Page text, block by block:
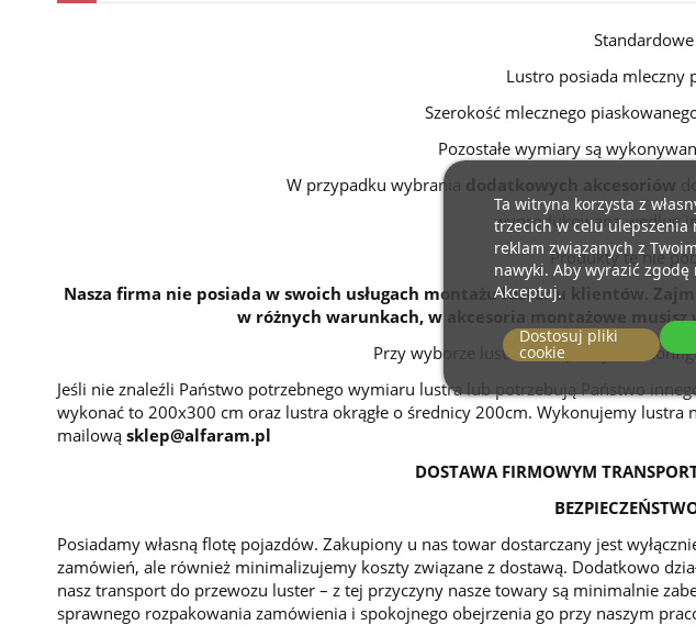
Lustro posiada mleczny
Szerokość mlecznego
Pozostałe wymiary są
W przypadku wybrania dodatkowych akcesoriów
wyprodukowaną według
Produkty te nie
Nasza firma nie posiada w swoich usługach montażu luster u klientów.
w różnych warunkach, w akcesoria montażowe musisz
Przy wyborze lustra zachęcamy do
Jeśli nie znaleźli Państwo potrzebnego wymiaru lustra lub potrzebują Państwo
wykonać to 200x300 cm oraz lustra okrągłe o średnicy 200cm. Wykonujemy
mailową sklep@alfaram.pl
DOSTAWA FIRMOWYM
Posiadamy własną flotę pojazdów. Zakupiony u nas towar dostarczany jest
zamówień, ale również minimalizujemy koszty związane z dostawą. Dodatkowo
nasz transport do przewozu luster – z tej przyczyny nasze towary są minimalnie
sprawnego rozpakowania zamówienia i spokojnego obejrzenia go przy naszym
Ta witryna korzysta z
trzecich w celu ulepszenia
reklam związanych z
nawyki. Aby wyrazić
Akceptuj.
Dostosuj pliki
cookie